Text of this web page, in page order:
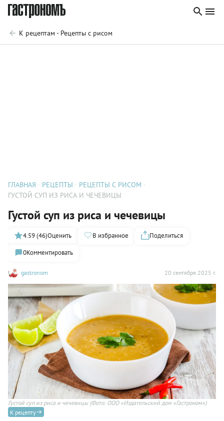
К рецептам - Рецепты с рисом
ГЛАВНАЯ РЕЦЕПТЫ
РЕЦЕПТЫ С РИСОМ
ГУСТОЙ СУП ИЗ РИСА И ЧЕЧЕВИЦЫ
Густой суп из риса и чечевицы
gastronom 20 сентября 2025 г.
4.59 (46)Оценить В избранное
Поделиться
0Комментировать
Густой суп из риса и чечевицы(Фото: ООО «Издательский дом «Гастроном»)
К рецепту